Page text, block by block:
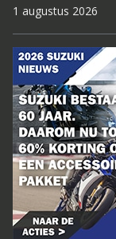
1 augustus 2026